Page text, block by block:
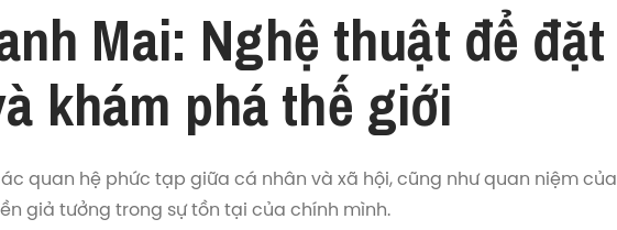
Mai: Nghệ thuật để đặt
khám phá thế giới
quan hệ phức tạp giữa cá nhân và xã hội, cũng như quan niệm của
giả tưởng trong sự tồn tại của chính mình.